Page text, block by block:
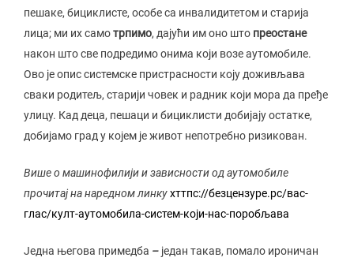
пешаке, бициклисте, особе са инвалидитетом и старија
лица; ми их самотрпимо, дајући им оно што преостане
након што све подредимо онима који возе аутомобиле.
Ово је опис системске пристрасности коју доживљава
сваки родитељ, старији човек и радник који мора да пређе
улицу. Кад деца, пешаци и бициклисти добијају остатке,
добијамо град у којем је живот непотребно ризикован.
Више о машинофилији и зависности од аутомобиле
прочитај на наредном линкухттпс://безцензуре.рс/вас-
глас/култ-аутомобила-систем-који-нас-поробљава
Једна његова примедба – један такав, помало ироничан